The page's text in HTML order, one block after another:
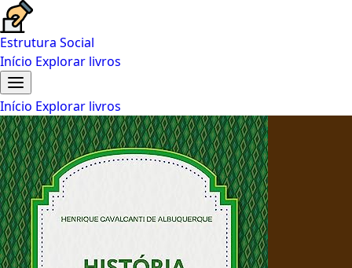
Estrutura Social
Início Explorar livros
Início Explorar livros